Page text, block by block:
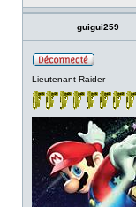
guigui259
Lieutenant Raider